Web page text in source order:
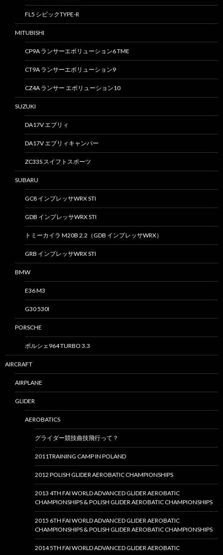
FL5 シビックTYPE-R
MITUBISHI
CP9A ランサーエボリューション6 TME
CT9A ランサーエボリューション9
CZ4A ランサー エボリューション10
SUZUKI
DA17V エブリィ
DA17V エブリィキャンパー
ZC33S スイフトスポーツ
SUBARU
GC8 インプレッサWRX STI
GDB インプレッサWRX STI
トミーカイラ M20B 2.2（GDB インプレッサWRX）
GRB インプレッサWRX STI
BMW
E36 M3
G30 530I
PORSCHE
ポルシェ964 TURBO 3.3
AIRCRAFT
AIRPLANE
GLIDER
AEROBATICS
グライダー競技曲技飛行って？
2011TRAINING CAMP IN POLAND
2012 POLISH GLIDER AEROBATIC CHAMPIONSHIPS
2013 4TH FAI WORLD ADVANCED GLIDER AEROBATIC
CHAMPIONSHIPS & POLISH GLIDER AEROBATIC CHAMPIONSHIPS
2015 6TH FAI WORLD ADVANCED GLIDER AEROBATIC
CHAMPIONSHIPS & POLISH GLIDER AEROBATIC CHAMPIONSHIPS
2014 5TH FAI WORLD ADVANCED GLIDER AEROBATIC